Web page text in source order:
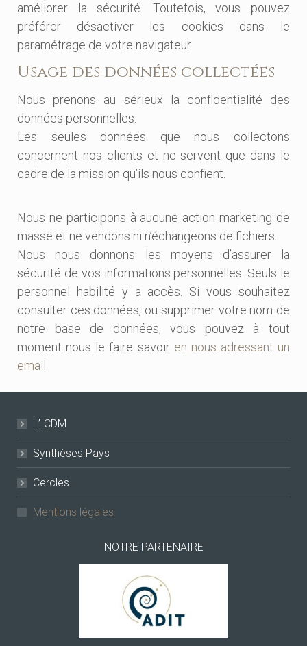
améliorer la sécurité. Toutefois, vous pouvez
préférer désactiver les cookies dans le
paramétrage de votre navigateur.
Usage des données collectées
Nous prenons au sérieux la confidentialité des
données personnelles.
Les seules données que nous collectons
concernent nos clients et ne servent que dans le
cadre de la mission qu’ils nous confient.
Nous ne participons à aucune action marketing de
masse et ne vendons ni n’échangeons de fichiers.
Nous nous donnons les moyens d’assurer la
sécurité de vos informations personnelles. Seuls le
personnel habilité y a accès. Si vous souhaitez
consulter ces données, ou supprimer votre nom de
notre base de données, vous pouvez à tout
moment nous le faire savoir en nous adressant un
email
L’ICDM
Synthèses Pays
Cercles
Mentions légales
NOTRE PARTENAIRE